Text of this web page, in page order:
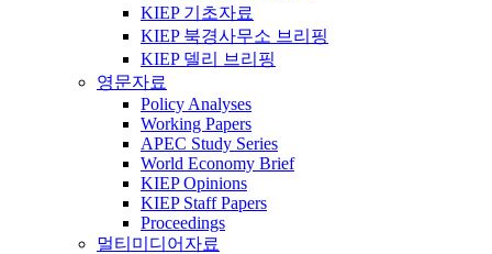
KIEP 기초자료
KIEP 북경사무소 브리핑
KIEP 델리 브리핑
영문자료
Policy Analyses
Working Papers
APEC Study Series
World Economy Brief
KIEP Opinions
KIEP Staff Papers
Proceedings
멀티미디어자료